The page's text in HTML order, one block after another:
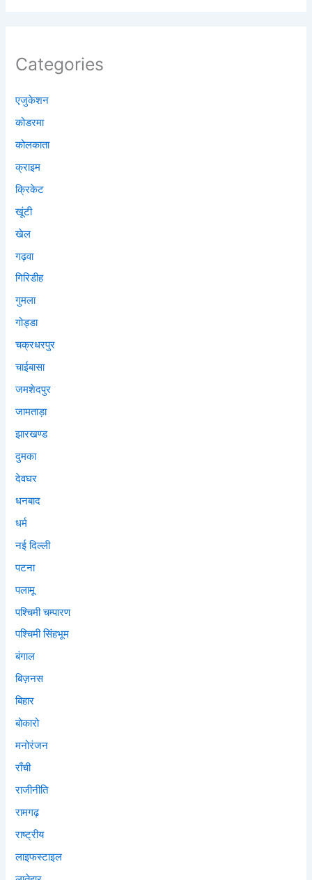
Categories
एजुकेशन
कोडरमा
कोलकाता
क्राइम
क्रिकेट
खूंटी
खेल
गढ़वा
गिरिडीह
गुमला
गोड्डा
चक्रधरपुर
चाईबासा
जमशेदपुर
जामताड़ा
झारखण्ड
दुमका
देवघर
धनबाद
धर्म
नई दिल्ली
पटना
पलामू
पश्चिमी चम्पारण
पश्चिमी सिंहभूम
बंगाल
बिज़नस
बिहार
बोकारो
मनोरंजन
राँची
राजीनीति
रामगढ़
राष्ट्रीय
लाइफस्टाइल